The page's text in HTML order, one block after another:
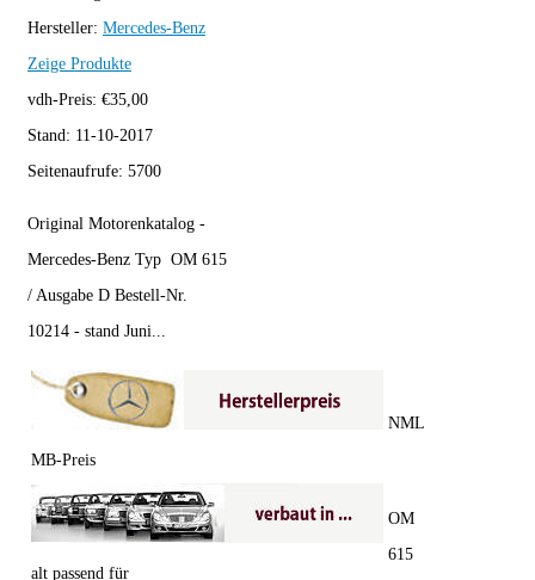
Hersteller: Mercedes-Benz
Zeige Produkte
vdh-Preis: €35,00
Stand: 11-10-2017
Seitenaufrufe: 5700
Original Motorenkatalog -
Mercedes-Benz Typ OM 615
/ Ausgabe D Bestell-Nr.
10214 - stand Juni...
MB-Preis
NML
alt passend für
OM
615